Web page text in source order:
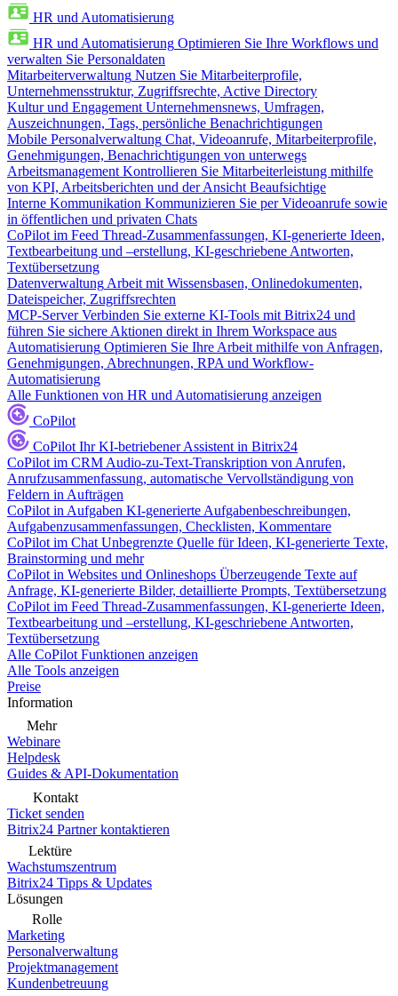
HR und Automatisierung
HR und Automatisierung Optimieren Sie Ihre Workflows und
verwalten Sie Personaldaten
Mitarbeiterverwaltung Nutzen Sie Mitarbeiterprofile,
Unternehmensstruktur, Zugriffsrechte, Active Directory
Kultur und Engagement Unternehmensnews, Umfragen,
Auszeichnungen, Tags, persönliche Benachrichtigungen
Mobile Personalverwaltung Chat, Videoanrufe, Mitarbeiterprofile,
Genehmigungen, Benachrichtigungen von unterwegs
Arbeitsmanagement Kontrollieren Sie Mitarbeiterleistung mithilfe
von KPI, Arbeitsberichten und der Ansicht Beaufsichtige
Interne Kommunikation Kommunizieren Sie per Videoanrufe sowie
in öffentlichen und privaten Chats
CoPilot im Feed Thread-Zusammenfassungen, KI-generierte Ideen,
Textbearbeitung und –erstellung, KI-geschriebene Antworten,
Textübersetzung
Datenverwaltung Arbeit mit Wissensbasen, Onlinedokumenten,
Dateispeicher, Zugriffsrechten
MCP-Server Verbinden Sie externe KI-Tools mit Bitrix24 und
führen Sie sichere Aktionen direkt in Ihrem Workspace aus
Automatisierung Optimieren Sie Ihre Arbeit mithilfe von Anfragen,
Genehmigungen, Abrechnungen, RPA und Workflow-
Automatisierung
Alle Funktionen von HR und Automatisierung anzeigen
CoPilot
CoPilot Ihr KI-betriebener Assistent in Bitrix24
CoPilot im CRM Audio-zu-Text-Transkription von Anrufen,
Anrufzusammenfassung, automatische Vervollständigung von
Feldern in Aufträgen
CoPilot in Aufgaben KI-generierte Aufgabenbeschreibungen,
Aufgabenzusammenfassungen, Checklisten, Kommentare
CoPilot im Chat Unbegrenzte Quelle für Ideen, KI-generierte Texte,
Brainstorming und mehr
CoPilot in Websites und Onlineshops Überzeugende Texte auf
Anfrage, KI-generierte Bilder, detaillierte Prompts, Textübersetzung
CoPilot im Feed Thread-Zusammenfassungen, KI-generierte Ideen,
Textbearbeitung und –erstellung, KI-geschriebene Antworten,
Textübersetzung
Alle CoPilot Funktionen anzeigen
Alle Tools anzeigen
Preise
Information
Mehr
Webinare
Helpdesk
Guides & API-Dokumentation
Kontakt
Ticket senden
Bitrix24 Partner kontaktieren
Lektüre
Wachstumszentrum
Bitrix24 Tipps & Updates
Lösungen
Rolle
Marketing
Personalverwaltung
Projektmanagement
Kundenbetreuung